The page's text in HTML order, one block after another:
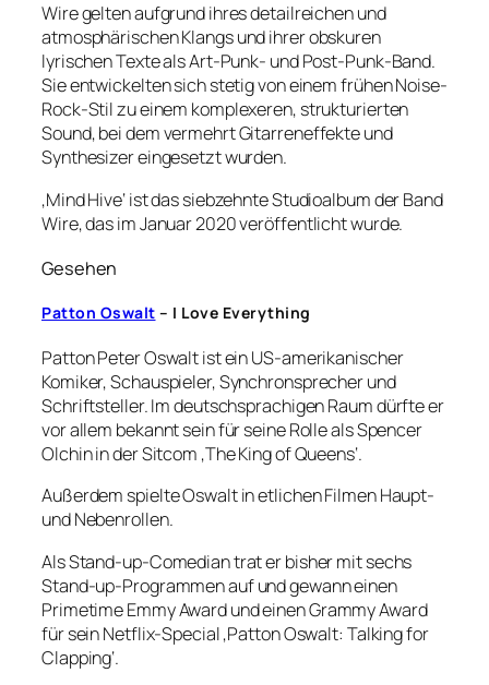
Wire gelten aufgrund ihres detailreichen und
atmosphärischen Klangs und ihrer obskuren
lyrischen Texte als Art-Punk- und Post-Punk-Band.
Sie entwickelten sich stetig von einem frühen Noise-
Rock-Stil zu einem komplexeren, strukturierten
Sound, bei dem vermehrt Gitarreneffekte und
Synthesizer eingesetzt wurden.
‚Mind Hive‘ ist das siebzehnte Studioalbum der Band
Wire, das im Januar 2020 veröffentlicht wurde.
Gesehen
Patton Oswalt – I Love Everything
Patton Peter Oswalt ist ein US-amerikanischer
Komiker, Schauspieler, Synchronsprecher und
Schriftsteller. Im deutschsprachigen Raum dürfte er
vor allem bekannt sein für seine Rolle als Spencer
Olchin in der Sitcom ‚The King of Queens‘.
Außerdem spielte Oswalt in etlichen Filmen Haupt-
und Nebenrollen.
Als Stand-up-Comedian trat er bisher mit sechs
Stand-up-Programmen auf und gewann einen
Primetime Emmy Award und einen Grammy Award
für sein Netflix-Special ‚Patton Oswalt: Talking for
Clapping‘.